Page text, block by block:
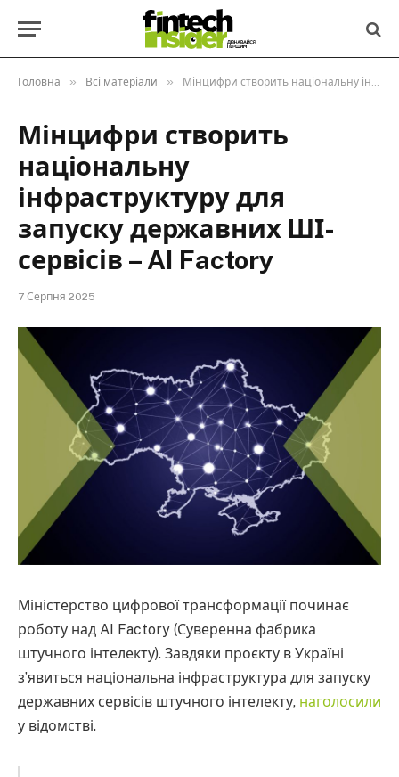
Головна » Всі матеріали » Мінцифри створить національну інфраструктуру для запуску державних ШІ-сервісів – AI Factory
Мінцифри створить
національну
інфраструктуру для
запуску державних ШІ-
сервісів – AI Factory
7 Серпня 2025
Міністерство цифрової трансформації починає
роботу над AI Factory (Суверенна фабрика
штучного інтелекту). Завдяки проєкту в Україні
з’явиться національна інфраструктура для запуску
державних сервісів штучного інтелекту, наголосили
у відомстві.